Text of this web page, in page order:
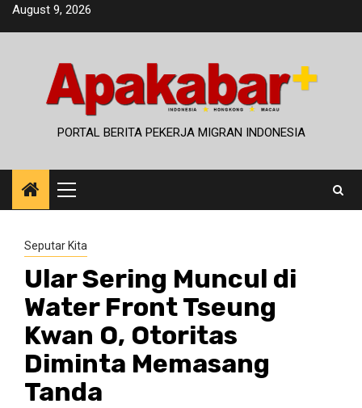
SkipAugust 9, 2026
PORTAL BERITA PEKERJA MIGRAN INDONESIA
Primary
Menu
Seputar Kita
Ular Sering Muncul di
Water Front Tseung
Kwan O, Otoritas
Diminta Memasang
Tanda